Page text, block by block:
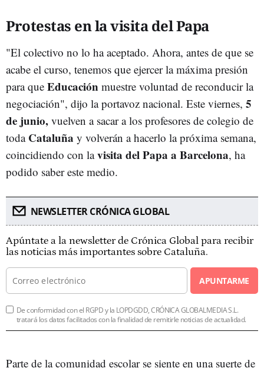
Protestas en la visita del Papa
"El colectivo no lo ha aceptado. Ahora, antes de que se
acabe el curso, tenemos que ejercer la máxima presión
para que Educación muestre voluntad de reconducir la
negociación", dijo la portavoz nacional. Este viernes, 5
de junio, vuelven a sacar a los profesores de colegio de
toda Cataluña y volverán a hacerlo la próxima semana,
coincidiendo con lavisita del Papa a Barcelona, ha
podido saber este medio.
NEWSLETTER CRÓNICA GLOBAL
Apúntate a la newsletter de Crónica Global para recibir
las noticias más importantes sobre Cataluña.
APUNTARME
De conformidad con el RGPD y la LOPDGDD, CRÓNICA GLOBALMEDIA S.L.
tratará los datos facilitados con la finalidad de remitirle noticias de actualidad.
Parte de la comunidad escolar se siente en una suerte de